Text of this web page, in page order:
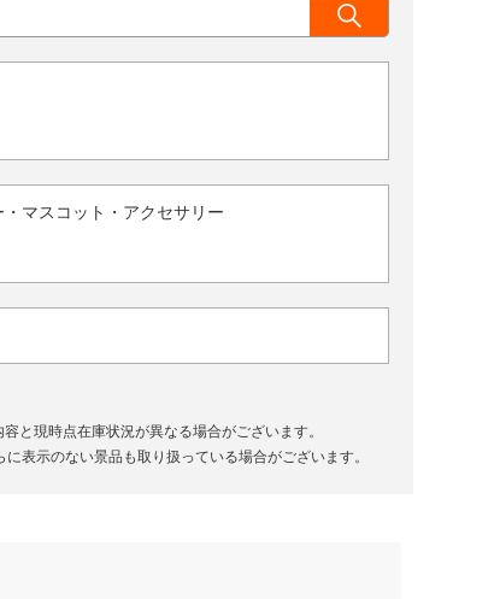
・マスコット・アクセサリー
と現時点在庫状況が異なる場合がございます。
表示のない景品も取り扱っている場合がございます。